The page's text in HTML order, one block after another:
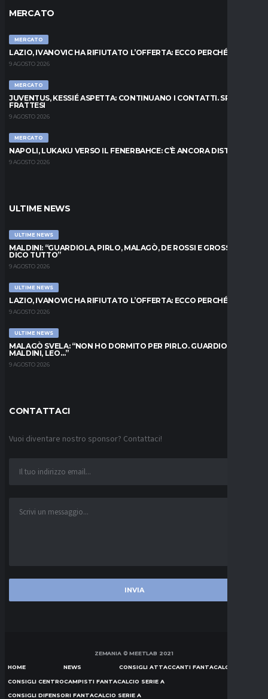
MERCATO
MERCATO
LAZIO, IVANOVIC HA RIFIUTATO L’OFFERTA: ECCO PERCHÉ
9 AGOSTO 2026
MERCATO
JUVENTUS, KESSIÉ ASPETTA: CONTINUANO I CONTATTI. SPUNTA
FRATTESI
9 AGOSTO 2026
MERCATO
NAPOLI, LUKAKU VERSO IL FENERBAHCE: C’È ANCORA DISTANZA
9 AGOSTO 2026
ULTIME NEWS
ULTIME NEWS
MALDINI: “GUARDIOLA, PIRLO, MALAGÒ, DE ROSSI E GROSSO: VI
DICO TUTTO”
9 AGOSTO 2026
ULTIME NEWS
LAZIO, IVANOVIC HA RIFIUTATO L’OFFERTA: ECCO PERCHÉ
9 AGOSTO 2026
ULTIME NEWS
MALAGÒ SVELA: “NON HO DORMITO PER PIRLO. GUARDIOLA,
MALDINI, LEO…”
9 AGOSTO 2026
CONTATTACI
Vuoi diventare nostro sponsor? Contattaci!
ZEMANIA © MEETLAB 2021
HOME NEWS CONSIGLI ATTACCANTI FANTACALCIO SERIE A
CONSIGLI CENTROCAMPISTI FANTACALCIO SERIE A
CONSIGLI DIFENSORI FANTACALCIO SERIE A